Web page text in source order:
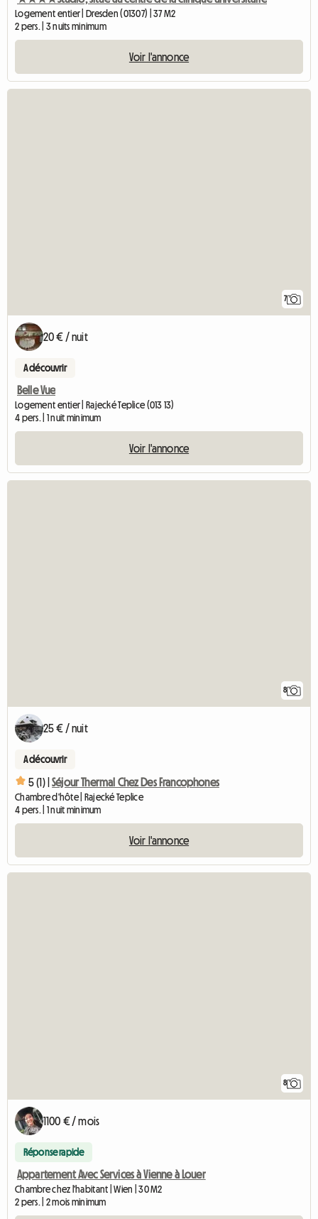
Logement entier | Dresden (01307) | 37 M2
2 pers. | 3 nuits minimum
Voir l'annonce
7
20 € / nuit
A découvrir
Belle Vue
Logement entier | Rajecké Teplice (013 13)
4 pers. | 1 nuit minimum
Voir l'annonce
8
25 € / nuit
A découvrir
5 (1) | Séjour Thermal Chez Des Francophones
Chambre d'hôte | Rajecké Teplice
4 pers. | 1 nuit minimum
Voir l'annonce
8
1100 € / mois
Réponse rapide
Appartement Avec Services à Vienne à Louer
Chambre chez l'habitant | Wien | 30 M2
2 pers. | 2 mois minimum